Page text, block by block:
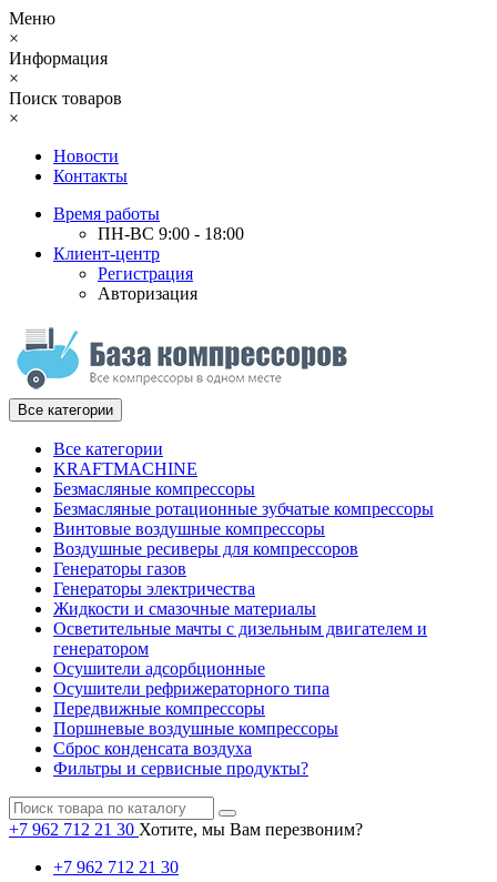
Меню
×
Информация
×
Поиск товаров
×
Новости
Контакты
Время работы
ПН-ВС 9:00 - 18:00
Клиент-центр
Регистрация
Авторизация
Все категории
Все категории
KRAFTMACHINE
Безмасляные компрессоры
Безмасляные ротационные зубчатые компрессоры
Винтовые воздушные компрессоры
Воздушные ресиверы для компрессоров
Генераторы газов
Генераторы электричества
Жидкости и смазочные материалы
Осветительные мачты с дизельным двигателем и
генератором
Осушители адсорбционные
Осушители рефрижераторного типа
Передвижные компрессоры
Поршневые воздушные компрессоры
Сброс конденсата воздуха
Фильтры и сервисные продукты?
+7 962 712 21 30 Хотите, мы Вам перезвоним?
+7 962 712 21 30